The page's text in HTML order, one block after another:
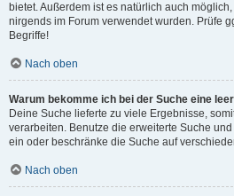
bietet. Außerdem ist es natürlich auch
nirgends im Forum verwendet wurden. Prüfe
Begriffe!
Nach oben
Warum bekomme ich bei der Suche eine
Deine Suche lieferte zu viele Ergebnisse,
verarbeiten. Benutze die erweiterte Suche
ein oder beschränke die Suche auf
Nach oben